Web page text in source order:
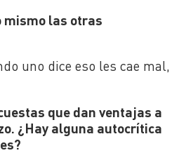
mismo las otras
uno dice eso les cae mal,
que dan ventajas a
¿Hay alguna autocrítica